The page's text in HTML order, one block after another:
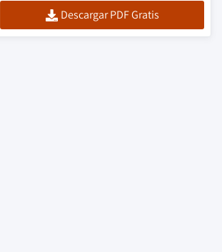
Descargar PDF Gratis